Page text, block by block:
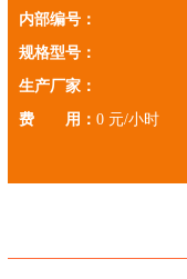
内部编号：
规格型号：
生产厂家：
费 用： 0 元/小时